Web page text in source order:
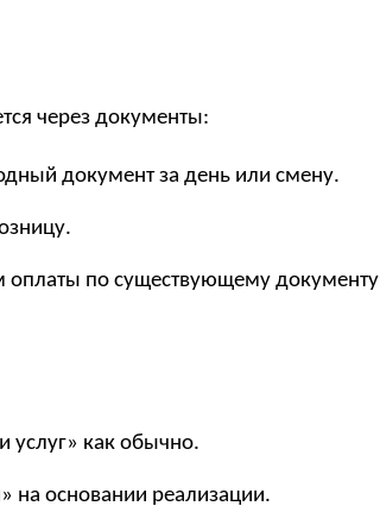
через документы:
документ за день или смену.
по существующему документу
услуг» как обычно.
на основании реализации.